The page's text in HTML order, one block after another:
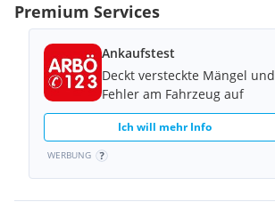
Premium Services
Ankaufstest
Deckt versteckte Mängel und
Fehler am Fahrzeug auf
Ich will mehr Info
WERBUNG